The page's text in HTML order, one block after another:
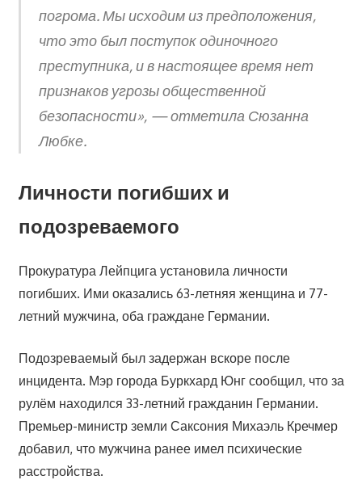
погрома. Мы исходим из предположения,
что это был поступок одиночного
преступника, и в настоящее время нет
признаков угрозы общественной
безопасности», — отметила Сюзанна
Любке.
Личности погибших и
подозреваемого
Прокуратура Лейпцига установила личности
погибших. Ими оказались 63-летняя женщина и 77-
летний мужчина, оба граждане Германии.
Подозреваемый был задержан вскоре после
инцидента. Мэр города Буркхард Юнг сообщил, что за
рулём находился 33-летний гражданин Германии.
Премьер-министр земли Саксония Михаэль Кречмер
добавил, что мужчина ранее имел психические
расстройства.